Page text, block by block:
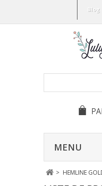
Blog
MENU
> HEMLINE